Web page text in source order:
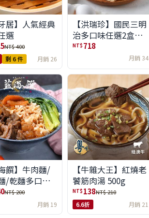
居】人氣經典
選
NT$ 400
剩 6 件 月銷 26
【洪瑞珍】國民三明
治多口味任選2盒組
(6入/盒)(免運)
NT$ 718
月銷 34
饌】牛肉麵/
/乾麵多口味
NT$ 200
月銷 19
【牛雜大王】紅燒老
饕筋肉湯 500g
NT$ 138NT$ 210
6.6折 月銷 21